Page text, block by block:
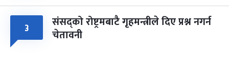
३ संसद्को रोष्ट्रमबाटै गृहमन्त्रीले दिए प्रश्न नगर्न
चेतावनी